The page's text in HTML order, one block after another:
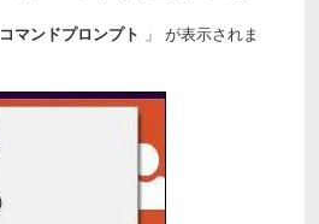
コマンドプロンプト 」 が表示されま